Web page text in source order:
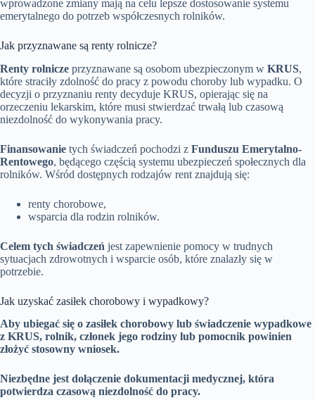
wprowadzone zmiany mają na celu lepsze dostosowanie systemu
emerytalnego do potrzeb współczesnych rolników.
Jak przyznawane są renty rolnicze?
Renty rolnicze przyznawane są osobom ubezpieczonym w KRUS,
które straciły zdolność do pracy z powodu choroby lub wypadku. O
decyzji o przyznaniu renty decyduje KRUS, opierając się na
orzeczeniu lekarskim, które musi stwierdzać trwałą lub czasową
niezdolność do wykonywania pracy.
Finansowanie tych świadczeń pochodzi z Funduszu Emerytalno-
Rentowego, będącego częścią systemu ubezpieczeń społecznych dla
rolników. Wśród dostępnych rodzajów rent znajdują się:
renty chorobowe,
wsparcia dla rodzin rolników.
Celem tych świadczeń jest zapewnienie pomocy w trudnych
sytuacjach zdrowotnych i wsparcie osób, które znalazły się w
potrzebie.
Jak uzyskać zasiłek chorobowy i wypadkowy?
Aby ubiegać się o zasiłek chorobowy lub świadczenie wypadkowe
z KRUS, rolnik, członek jego rodziny lub pomocnik powinien
złożyć stosowny wniosek.
Niezbędne jest dołączenie dokumentacji medycznej, która
potwierdza czasową niezdolność do pracy.